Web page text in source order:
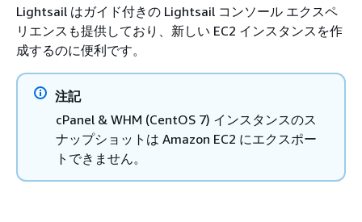
Lightsail はガイド付きの Lightsail コンソール エクスペ
リエンスも提供しており、新しい EC2 インスタンスを作
成するのに便利です。
注記
cPanel & WHM (CentOS 7) インスタンスのス
ナップショットは Amazon EC2 にエクスポー
トできません。